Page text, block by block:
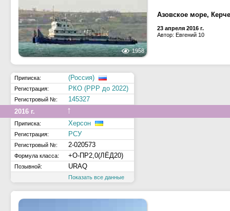
1958
Азовское море,
23 апреля 2016 г.
Автор: Евгений 10
Приписка: (Россия)
Регистрация: РКО (РРР до 2022)
Регистровый №:
145327
2016 г.
↑
Приписка: Херсон
Регистрация: РСУ
Регистровый №: 2-020573
Формула класса: +О-ПР2,0(ЛЁД20)
Позывной: URAQ
Показать все данные